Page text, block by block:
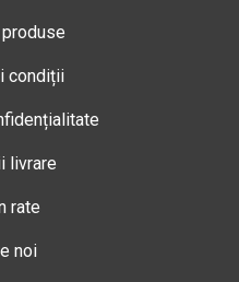
condiții
livrare
rate
noi